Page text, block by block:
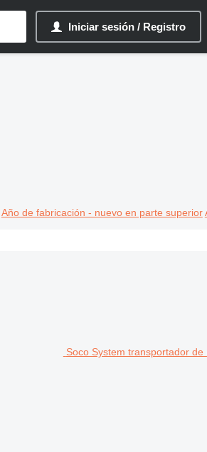
Iniciar sesión / Registro
Año de fabricación - nuevo en parte superior
Soco System transportador de